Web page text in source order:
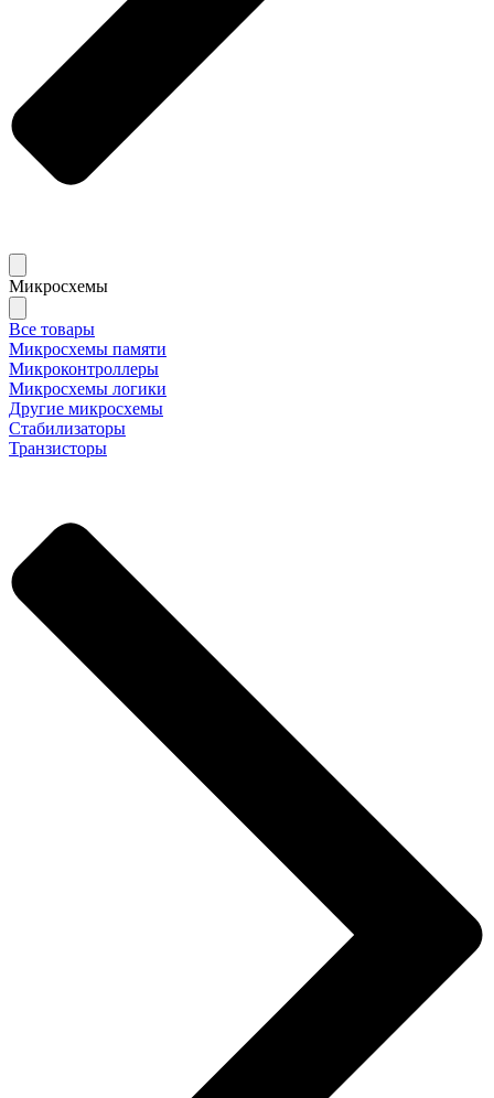
Микросхемы
Все товары
Микросхемы памяти
Микроконтроллеры
Микросхемы логики
Другие микросхемы
Стабилизаторы
Транзисторы